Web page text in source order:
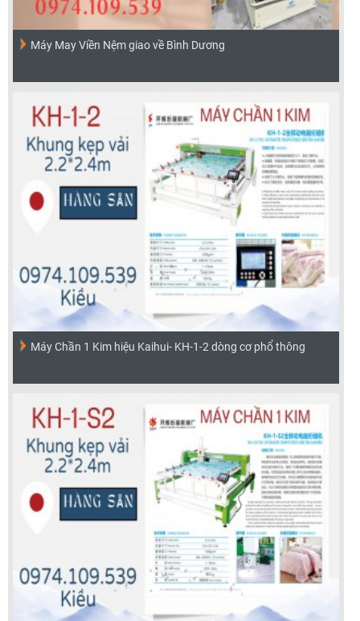
Máy May Viền Nệm giao về Bình Dương
Máy Chần 1 Kim hiệu Kaihui- KH-1-2 dòng cơ phổ thông